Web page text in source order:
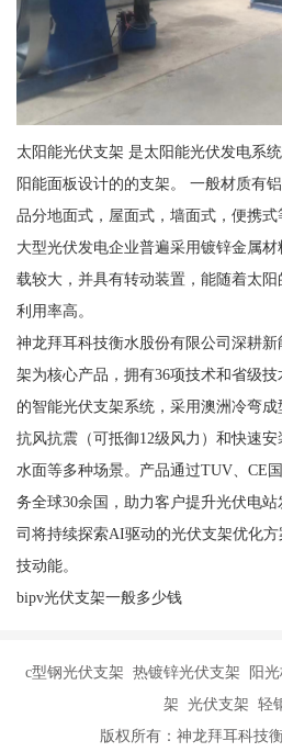
太阳能光伏支架 是太阳能光伏发电系
阳能面板设计的的支架。 一般材质有
品分地面式，屋面式，墙面式，便携式
大型光伏发电企业普遍采用镀锌金属
载较大，并具有转动装置，能随着太
利用率高。
神龙拜耳科技衡水股份有限公司深耕
架为核心产品，拥有36项技术和省级
的智能光伏支架系统，采用澳洲冷弯
抗风抗震（可抵御12级风力）和快速安
水面等多种场景。产品通过TUV、CE
务全球30余国，助力客户提升光伏电
司将持续探索AI驱动的光伏支架优化
技动能。
bipv光伏支架一般多少钱
c型钢光伏支架 热镀锌光伏支架 阳
架 光伏支架 轻
版权所有：神龙拜耳科技